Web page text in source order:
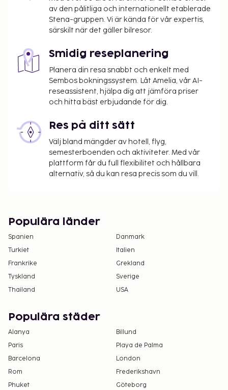
av den pålitliga och internationellt etablerade
Stena-gruppen. Vi är kända för vår expertis,
särskilt när det gäller bilresor.
Smidig reseplanering
Planera din resa snabbt och enkelt med
Sembos bokningssystem. Låt Amelia, vår AI-
reseassistent, hjälpa dig att jämföra priser
och hitta bäst erbjudande för dig.
Res på ditt sätt
Välj bland mängder av hotell, flyg,
semesterboenden och aktiviteter. Med vår
plattform får du full flexibilitet och hållbara
alternativ, så du kan resa precis som du vill.
Populära länder
Spanien
Danmark
Turkiet
Italien
Frankrike
Grekland
Tyskland
Sverige
Thailand
USA
Populära städer
Alanya
Billund
Paris
Playa de Palma
Barcelona
London
Rom
Frederikshavn
Phuket
Göteborg